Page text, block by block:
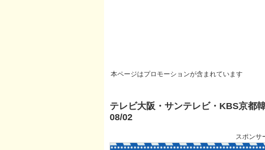
本ページはプロモーションが含まれています
テレビ大阪・サンテレビ・KBS京都
08/02
スポンサ